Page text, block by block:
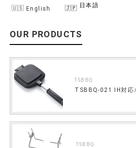
English
日本語
OUR PRODUCTS
TSBBQ
TSBBQ-021 IH対応
TSBBQ